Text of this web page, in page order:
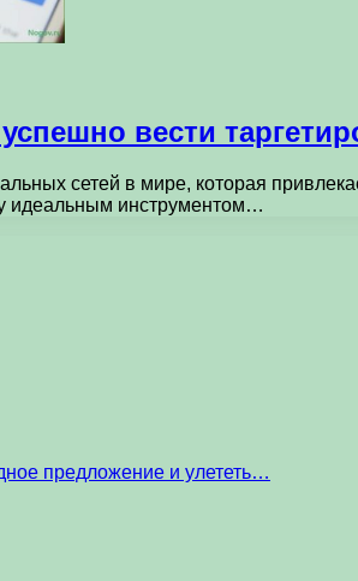
успешно вести
сетей в мире, которая
идеальным инструментом…
предложение и улететь…